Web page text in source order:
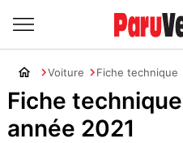
Voiture Fiche technique
Fiche
année 2021